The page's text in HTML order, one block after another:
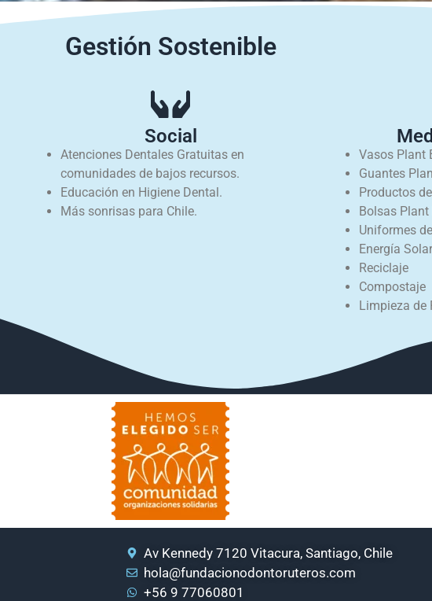
Gestión Sostenible
Social
Atenciones Dentales Gratuitas en
comunidades de bajos recursos.
Educación en Higiene Dental.
Más sonrisas para Chile.
Vasos Plant
Guantes
Productos
Bolsas Plant
Uniformes
Energía Solar
Reciclaje
Compostaje
Limpieza de
Av Kennedy 7120 Vitacura, Santiago, Chile
hola@fundacionodontoruteros.com
+56 9 77060801